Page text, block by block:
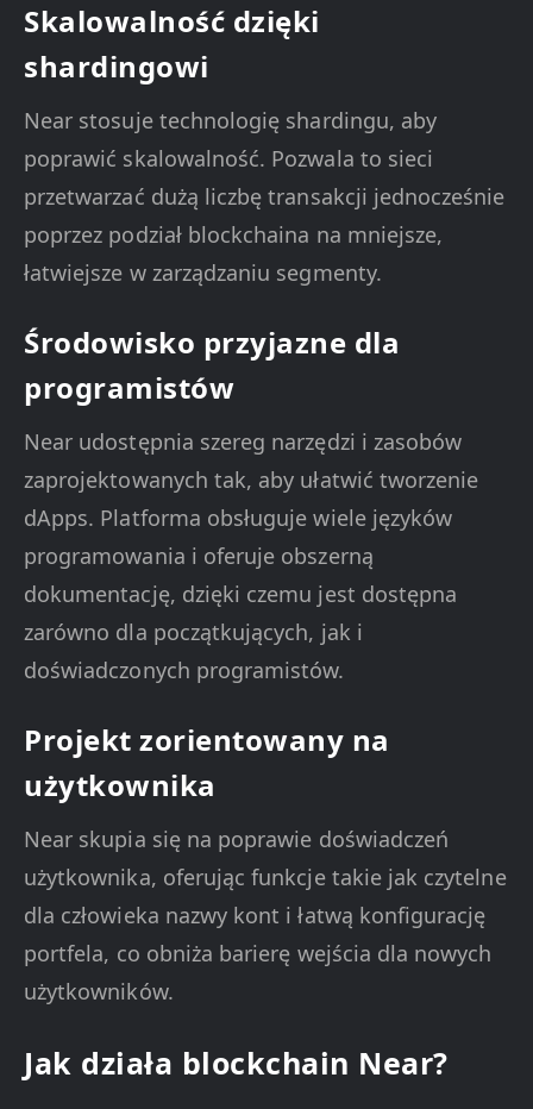
Skalowalność dzięki
shardingowi
Near stosuje technologię shardingu, aby
poprawić skalowalność. Pozwala to sieci
przetwarzać dużą liczbę transakcji jednocześnie
poprzez podział blockchaina na mniejsze,
łatwiejsze w zarządzaniu segmenty.
Środowisko przyjazne dla
programistów
Near udostępnia szereg narzędzi i zasobów
zaprojektowanych tak, aby ułatwić tworzenie
dApps. Platforma obsługuje wiele języków
programowania i oferuje obszerną
dokumentację, dzięki czemu jest dostępna
zarówno dla początkujących, jak i
doświadczonych programistów.
Projekt zorientowany na
użytkownika
Near skupia się na poprawie doświadczeń
użytkownika, oferując funkcje takie jak czytelne
dla człowieka nazwy kont i łatwą konfigurację
portfela, co obniża barierę wejścia dla nowych
użytkowników.
Jak działa blockchain Near?